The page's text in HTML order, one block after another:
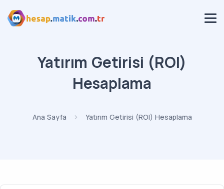
Yatırım Getirisi (ROI)
Hesaplama
Ana Sayfa Yatırım Getirisi (ROI) Hesaplama